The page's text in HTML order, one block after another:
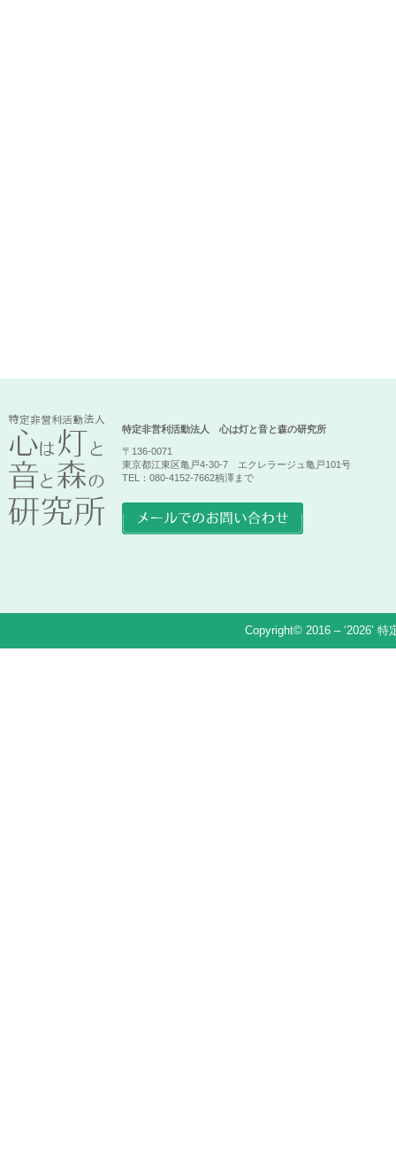
特定非営利活動法人 心は灯と音と森の研究所
〒136-0071
東京都江東区亀戸4-30-7 エクレラージュ亀戸101号
TEL：080-4152-7662柄澤まで
Copyright© 2016 – ‘2026’